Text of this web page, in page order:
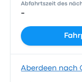
Abfahrtszeit des
-
Aberdeen nach